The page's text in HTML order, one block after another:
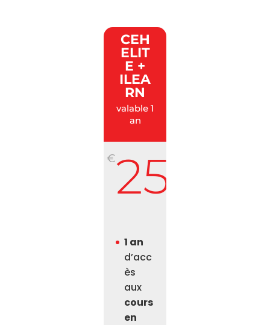
CEH
ELIT
E +
ILEA
RN
valable 1
an
€2500
1 an
d’acc
ès
aux
cours
en